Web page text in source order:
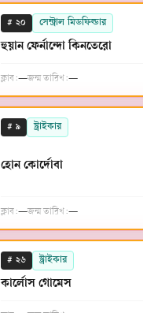
# ২০ সেন্ট্রাল মিডফিল্ডার
হুয়ান ফের্নান্দো কিনতেরো
ক্লাব:—জন্ম তারিখ:—
# ৯ স্ট্রাইকার
হোন কোর্দোবা
ক্লাব:—জন্ম তারিখ:—
# ২৬ স্ট্রাইকার
কার্লোস গোমেস